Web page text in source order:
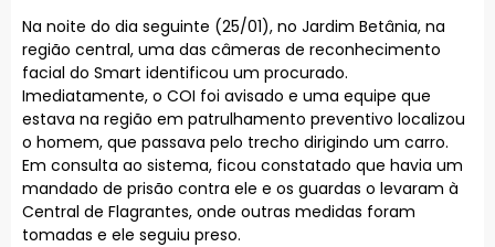
Na noite do dia seguinte (25/01), no Jardim Betânia, na
região central, uma das câmeras de reconhecimento
facial do Smart identificou um procurado.
Imediatamente, o COI foi avisado e uma equipe que
estava na região em patrulhamento preventivo localizou
o homem, que passava pelo trecho dirigindo um carro.
Em consulta ao sistema, ficou constatado que havia um
mandado de prisão contra ele e os guardas o levaram à
Central de Flagrantes, onde outras medidas foram
tomadas e ele seguiu preso.